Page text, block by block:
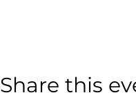
Share this